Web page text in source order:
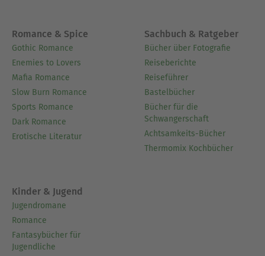
Romance & Spice
Gothic Romance
Enemies to Lovers
Mafia Romance
Slow Burn Romance
Sports Romance
Dark Romance
Erotische Literatur
Sachbuch & Ratgeber
Bücher über Fotografie
Reiseberichte
Reiseführer
Bastelbücher
Bücher für die
Schwangerschaft
Achtsamkeits-Bücher
Thermomix Kochbücher
Kinder & Jugend
Jugendromane
Romance
Fantasybücher für
Jugendliche